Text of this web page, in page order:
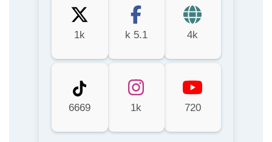
4k
5.1 k
1k
720
1k
6669